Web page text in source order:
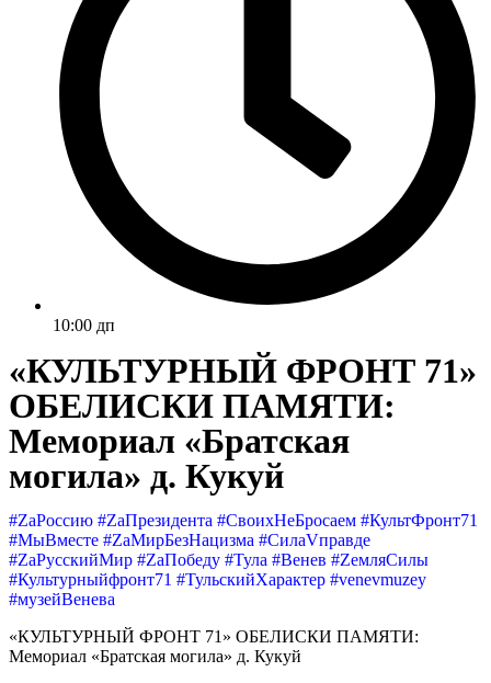
10:00 дп
«КУЛЬТУРНЫЙ ФРОНТ 71»
ОБЕЛИСКИ ПАМЯТИ:
Мемориал «Братская
могила» д. Кукуй
#ZаРоссию #ZаПрезидента #СвоихНеБросаем #КультФронт71
#МыВместе #ZaМирБезНацизма #СилаVправде
#ZaРусскийМир #ZaПобеду #Тула #Венев #ZемляСилы
#Культурныйфронт71 #ТульскийХарактер #venevmuzey
#музейВенева
«КУЛЬТУРНЫЙ ФРОНТ 71» ОБЕЛИСКИ ПАМЯТИ:
Мемориал «Братская могила» д. Кукуй